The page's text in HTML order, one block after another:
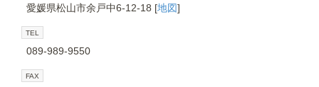
愛媛県松山市余戸中6-12-18 [地図]
TEL
089-989-9550
FAX